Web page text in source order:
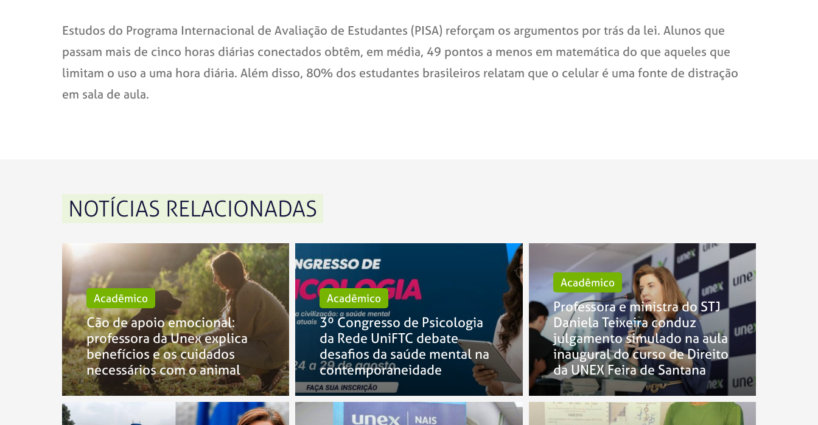
Estudos do Programa Internacional de Avaliação de Estudantes (PISA) reforçam os argumentos por trás da lei. Alunos que
passam mais de cinco horas diárias conectados obtêm, em média, 49 pontos a menos em matemática do que aqueles que
limitam o uso a uma hora diária. Além disso, 80% dos estudantes brasileiros relatam que o celular é uma fonte de distração
em sala de aula.
NOTÍCIAS RELACIONADAS
Acadêmico
Cão de apoio emocional:
professora da Unex explica
benefícios e os cuidados
necessários com o animal
Acadêmico
3º Congresso de Psicologia
da Rede UniFTC debate
desafios da saúde mental na
contemporaneidade
Acadêmico
Professora e ministra do STJ
Daniela Teixeira conduz
julgamento simulado na aula
inaugural do curso de Direito
da UNEX Feira de Santana